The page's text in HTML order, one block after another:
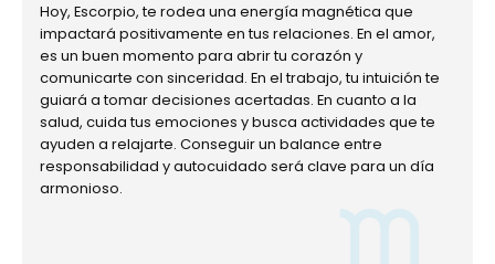
Hoy, Escorpio, te rodea una energía magnética que
impactará positivamente en tus relaciones. En el amor,
es un buen momento para abrir tu corazón y
comunicarte con sinceridad. En el trabajo, tu intuición te
guiará a tomar decisiones acertadas. En cuanto a la
salud, cuida tus emociones y busca actividades que te
ayuden a relajarte. Conseguir un balance entre
responsabilidad y autocuidado será clave para un día
armonioso.